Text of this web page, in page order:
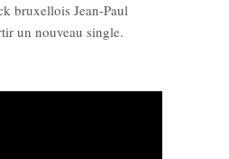
bruxellois Jean-Paul
un nouveau single.